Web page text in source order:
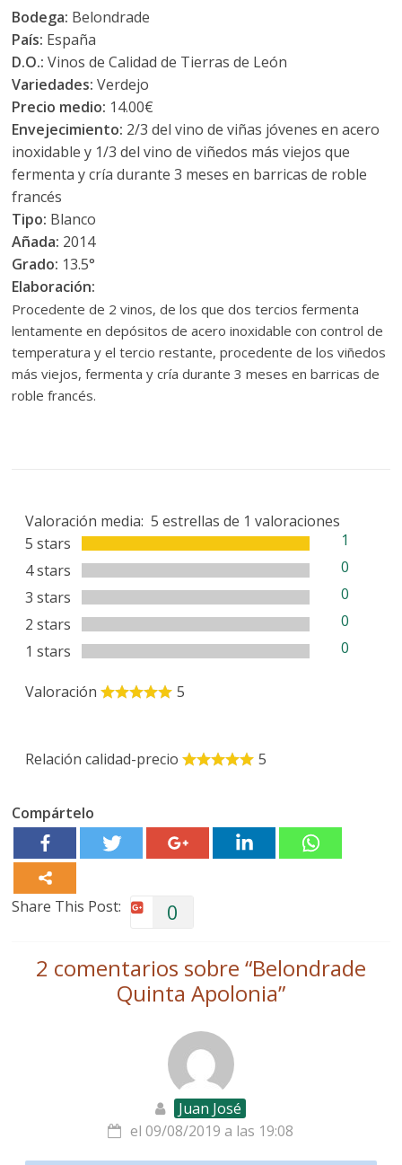
Bodega: Belondrade
País: España
D.O.:Vinos de Calidad de Tierras de León
Variedades: Verdejo
Precio medio: 14.00€
Envejecimiento: 2/3 del vino de viñas jóvenes en acero
inoxidable y 1/3 del vino de viñedos más viejos que
fermenta y cría durante 3 meses en barricas de roble
francés
Tipo: Blanco
Añada: 2014
Grado: 13.5°
Elaboración:
Procedente de 2 vinos, de los que dos tercios fermenta
lentamente en depósitos de acero inoxidable con control de
temperatura y el tercio restante, procedente de los viñedos
más viejos, fermenta y cría durante 3 meses en barricas de
roble francés.
Valoración media:
5 stars
1
4 stars
0
3 stars
0
2 stars
0
1 stars
0
5 estrellas de 1 valoraciones
Valoración 5
Relación calidad-precio 5
Compártelo
Share This Post: 0
2 comentarios sobre “Belondrade
Quinta Apolonia”
Juan José
el 09/08/2019 a las 19:08